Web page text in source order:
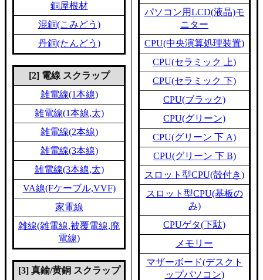
銅屋根材
混銅(こみどう)
丹銅(たんどう)
[2] 電線 スクラップ
雑電線(1本線)
雑電線(1本線,太)
雑電線(2本線)
雑電線(3本線)
雑電線(3本線,太)
VA線(Fケーブル,VVF)
家電線
雑線(雑電線,被覆電線,廃
電線)
[3] 真鍮/黄銅 スクラップ
パソコン用LCD(液晶)モ
ニター
CPU(中央演算処理装置)
CPU(セラミック 上)
CPU(セラミック 下)
CPU(ブラック)
CPU(グリーン)
CPU(グリーン 下 A)
CPU(グリーン 下 B)
スロット型CPU(殻付き)
スロット型CPU(基板の
み)
CPUゲタ(下駄)
メモリー
マザーボード(デスクト
ップパソコン)